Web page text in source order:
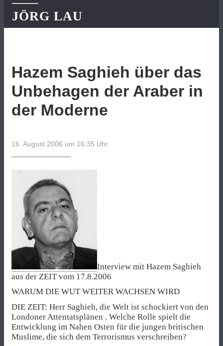
JÖRG LAU
Hazem Saghieh über das
Unbehagen der Araber in
der Moderne
16. August 2006 um 16:35 Uhr
Interview mit Hazem Saghieh
aus der ZEIT vom 17.8.2006
WARUM DIE WUT WEITER WACHSEN WIRD
DIE ZEIT: Herr Saghieh, die Welt ist schockiert von den
Londoner Attentatsplänen . Welche Rolle spielt die
Entwicklung im Nahen Osten für die jungen britischen
Muslime, die sich dem Terrorismus verschreiben?